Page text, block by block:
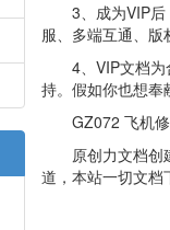
3、成为VIP后，
服、多端互通、版
4、VIP文档为合
持。假如你也想奉
GZ072 飞机修
原创力文档创建
道，本站一切文档